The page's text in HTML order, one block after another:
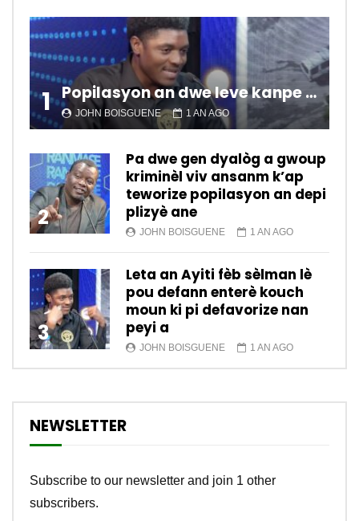
1 Popilasyon an dwe leve kanpe pou chanje sitiyasyon kawotik l’ap viv nan peyi a.
JOHN BOISGUENE 1 AN AGO
2
Pa dwe gen dyalòg a gwoup
kriminèl viv ansanm k’ap
teworize popilasyon an depi
plizyè ane
JOHN BOISGUENE 1 AN AGO
3
Leta an Ayiti fèb sèlman lè
pou defann enterè kouch
moun ki pi defavorize nan
peyi a
JOHN BOISGUENE 1 AN AGO
NEWSLETTER
Subscribe to our newsletter and join 1 other
subscribers.